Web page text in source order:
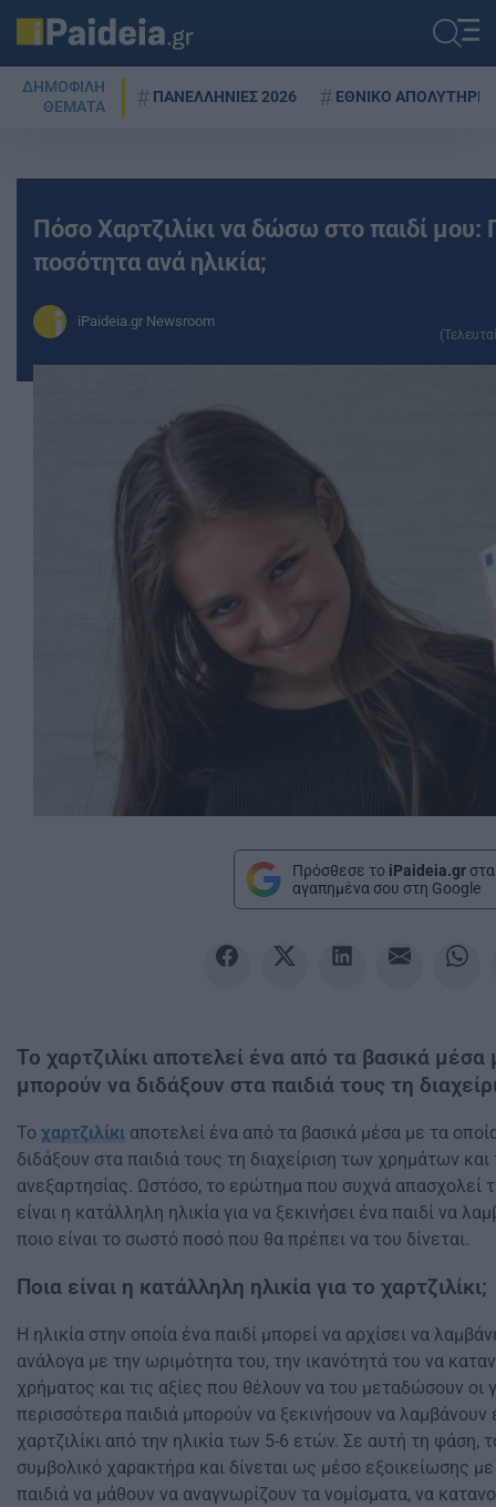
ΔΗΜΟΦΙΛΗ
ΘΕΜΑΤΑ
ΠΑΝΕΛΛΗΝΙΕΣ 2026 ΕΘΝΙΚΟ ΑΠΟΛΥΤΗΡΙΟ
Πόσο Χαρτζιλίκι να δώσω στο παιδί μου:
ποσότητα ανά ηλικία;
iPaideia.gr Newsroom
Πρόσθεσε το iPaideia.gr στα
αγαπημένα σου στη Google
Το χαρτζιλίκι αποτελεί ένα από τα βασικά μέσα
μπορούν να διδάξουν στα παιδιά τους τη
Το χαρτζιλίκι αποτελεί ένα από τα βασικά μέσα με τα
διδάξουν στα παιδιά τους τη διαχείριση των χρημάτων και
ανεξαρτησίας. Ωστόσο, το ερώτημα που συχνά απασχολεί
είναι η κατάλληλη ηλικία για να ξεκινήσει ένα παιδί να
ποιο είναι το σωστό ποσό που θα πρέπει να του δίνεται.
Ποια είναι η κατάλληλη ηλικία για το χαρτζιλίκι;
Η ηλικία στην οποία ένα παιδί μπορεί να αρχίσει να
ανάλογα με την ωριμότητα του, την ικανότητά του να
χρήματος και τις αξίες που θέλουν να του μεταδώσουν οι
περισσότερα παιδιά μπορούν να ξεκινήσουν να
χαρτζιλίκι από την ηλικία των 5-6 ετών. Σε αυτή τη φάση,
συμβολικό χαρακτήρα και δίνεται ως μέσο εξοικείωσης
παιδιά να μάθουν να αναγνωρίζουν τα νομίσματα, να